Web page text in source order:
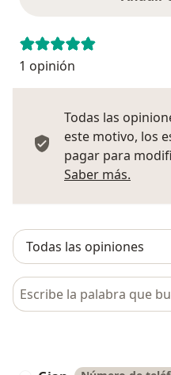
1 opinión
Todas las
este motivo, los
pagar para
Saber más.
Busca en opiniones